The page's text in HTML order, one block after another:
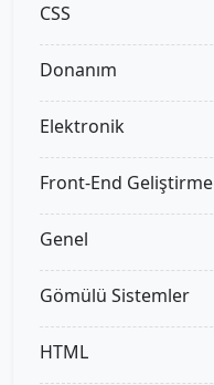
CSS
Donanım
Elektronik
Front-End Geliştirme
Genel
Gömülü Sistemler
HTML